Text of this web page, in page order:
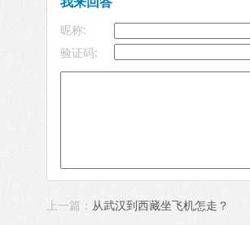
昵称:
验证码:
上一篇： 从武汉到西藏坐飞机怎走？